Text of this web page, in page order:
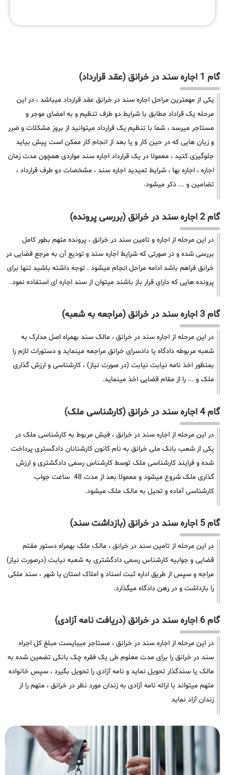
گام 1 اجاره سند در خرانق (عقد قرارداد)
یکی از مهمترین مراحل اجاره سند در خرانق عقد قرارداد میباشد ، در این
مرحله یک قراداد مطابق با شرایط دو طرف تنظیم و به امضای موجر و
مستاجر میرسد ، شما با تنظیم یک قرارداد میتوانید از بروز مشکلات و ضرر
و زیان هایی که در حین کار و یا بعد از انجام کار ممکن است پیش بیاید
جلوگیری کنید ، معمولا در یک قرارداد اجاره سند مواردی همچون مدت زمان
اجاره ، اجاره بها ، شرایط تمیدید اجاره سند ، مشخصات دو طرف قرارداد ،
تضامین و ... ذکر میشود.
گام 2 اجاره سند در خرانق (بررسی پرونده)
در این مرحله از اجاره و تامین سند در خرانق ، پرونده متهم بطور کامل
بررسی شده و در صورتی که شرایط اجاره سند و تودیع آن به مرجع قضایی در
خرانق فراهم باشد ادامه مراحل انجام میشود . توجه داشته باشید تنها برای
پرونده هایی که دارای قرار باز باشند میتوان از سند اجاره ای استفاده نمود.
گام 3 اجاره سند در خرانق (مراجعه به شعبه)
در این مرحله از اجاره سند در خرانق ، مالک سند بهمراه اصل مدارک به
شعبه مربوطه دادگاه یا دادسرای خرانق مراجعه مینماید و دستورات لازم را
بمنظور اخذ نامه نیابت نیابت (در صورت نیاز) ، کارشناسی و ارزش گذاری
ملک و ... را از مقام قضایی اخذ مینماید.
گام 4 اجاره سند در خرانق (کارشناسی ملک)
در این مرحله از اجاره سند در خرانق ، فیش مربوط به کارشناسی ملک در
یکی از شعب بانک ملی خرانق به نام کانون کارشنانان دادگستری پرداخت
شده و فرایند کارشناسی ملک توسط کارشناس رسمی دادگشتری و ارزش
گذاری ملک شروع میشود و معمولا بعد از مدت 48 ساعت جواب
کارشناسی آماده و تحیل به مالک ملک میشود.
گام 5 اجاره سند در خرانق (بازداشت سند)
در این مرحله از تامین سند در خرانق ، مالک ملک بهمراه دستور مقتم
قضایی و جوابیه کارشناس رسمی دادگشتری به شعبه نیابت (درصورت نیاز)
مراجه و سپس از طریق اداره ثبت اسناد و املاک استان یا شهر ، سند ملکی
را بازداشت و در رهن دادگاه میگذارد.
گام 6 اجاره سند در خرانق (دریافت نامه آزادی)
در این مرحله از اجاره سند در خرانق ، مستاجر میبایست مبلغ کل اجراه
سند در خرانق را برای مدت معلوم طی یک فقره چک بانکی تضمین شده به
مالک یا سندگذار تحویل نماید و نامه آزادی را تحویل بگیرد ، سپس خانواده
متهم میتواند با ارائه نامه آزادی به زندان مورد نظر در خرانق ، متهم را از
زندان آزاد نماید